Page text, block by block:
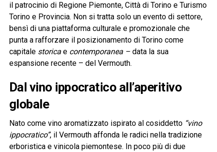
il patrocinio di Regione Piemonte, Città di Torino e Turismo
Torino e Provincia. Non si tratta solo un evento di settore,
bensì di una piattaforma culturale e promozionale che
punta a rafforzare il posizionamento di Torino come
capitale storicae contemporanea – data la sua
espansione recente – del Vermouth.
Dal vino ippocratico all’aperitivo
globale
Nato come vino aromatizzato ispirato al cosiddetto “vino
ippocratico”, il Vermouth affonda le radici nella tradizione
erboristica e vinicola piemontese. In poco più di due